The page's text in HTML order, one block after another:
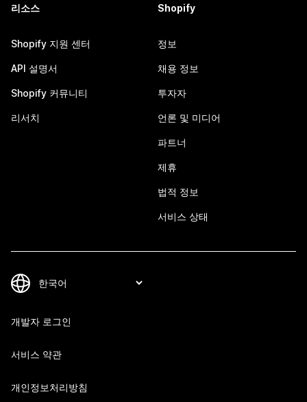
리소스
Shopify 지원 센터
API 설명서
Shopify 커뮤니티
리서치
Shopify
정보
채용 정보
투자자
언론 및 미디어
파트너
제휴
법적 정보
서비스 상태
개발자 로그인
서비스 약관
개인정보처리방침